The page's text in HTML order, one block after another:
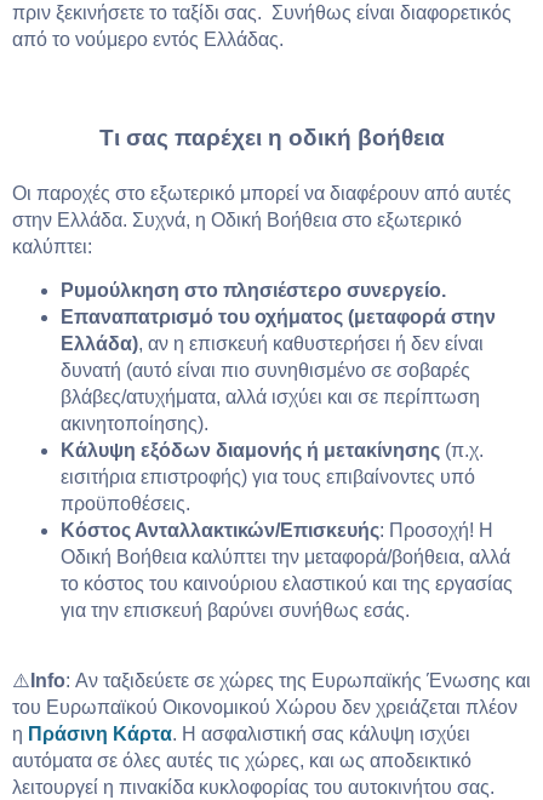
πριν ξεκινήσετε το ταξίδι σας. Συνήθως είναι διαφορετικός
από το νούμερο εντός Ελλάδας.
Τι σας παρέχει η οδική βοήθεια
Οι παροχές στο εξωτερικό μπορεί να διαφέρουν από αυτές
στην Ελλάδα. Συχνά, η Οδική Βοήθεια στο εξωτερικό
καλύπτει:
Ρυμούλκηση στο πλησιέστερο συνεργείο.
Επαναπατρισμό του οχήματος (μεταφορά στην
Ελλάδα), αν η επισκευή καθυστερήσει ή δεν είναι
δυνατή (αυτό είναι πιο συνηθισμένο σε σοβαρές
βλάβες/ατυχήματα, αλλά ισχύει και σε περίπτωση
ακινητοποίησης).
Κάλυψη εξόδων διαμονής ή μετακίνησης (π.χ.
εισιτήρια επιστροφής) για τους επιβαίνοντες υπό
προϋποθέσεις.
Κόστος Ανταλλακτικών/Επισκευής: Προσοχή! Η
Οδική Βοήθεια καλύπτει την μεταφορά/βοήθεια, αλλά
το κόστος του καινούριου ελαστικού και της εργασίας
για την επισκευή βαρύνει συνήθως εσάς.
⚠️ Info: Αν ταξιδεύετε σε χώρες της Ευρωπαϊκής Ένωσης και
του Ευρωπαϊκού Οικονομικού Χώρου δεν χρειάζεται πλέον
η Πράσινη Κάρτα. Η ασφαλιστική σας κάλυψη ισχύει
αυτόματα σε όλες αυτές τις χώρες, και ως αποδεικτικό
λειτουργεί η πινακίδα κυκλοφορίας του αυτοκινήτου σας.